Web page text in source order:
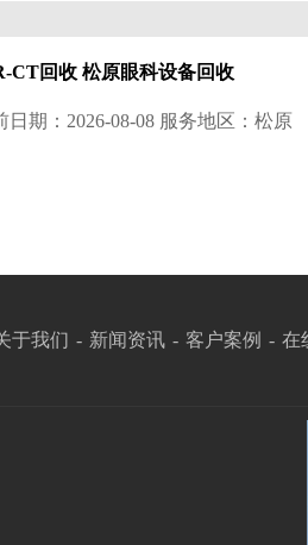
CT回收 松原眼科设备回收
日期：2026-08-08 服务地区：松原
于我们 - 新闻资讯 - 客户案例 - 在